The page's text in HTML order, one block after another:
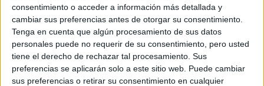
consentimiento o acceder a información más detallada y
cambiar sus preferencias antes de otorgar su consentimiento.
Tenga en cuenta que algún procesamiento de sus datos
personales puede no requerir de su consentimiento, pero usted
tiene el derecho de rechazar tal procesamiento. Sus
preferencias se aplicarán solo a este sitio web. Puede cambiar
sus preferencias o retirar su consentimiento en cualquier